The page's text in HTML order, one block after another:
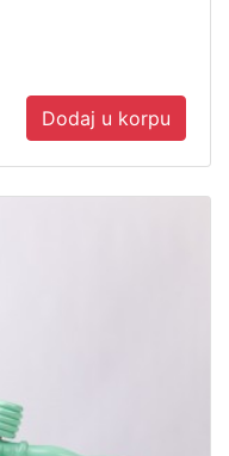
Dodaj u korpu